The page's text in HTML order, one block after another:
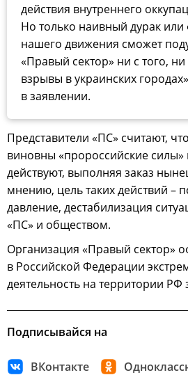
действия внутреннего
Но только наивный дурак
нашего движения сможет
«Правый сектор» ни с того, ни
взрывы в украинских
в заявлении.
Представители «ПС» считают,
виновны «пророссийские
действуют, выполняя заказ
мнению, цель таких действий –
давление, дестабилизация
«ПС» и обществом.
Организация «Правый сектор»
в Российской Федерации
деятельность на территории
Подписывайся на
ВКонтакте